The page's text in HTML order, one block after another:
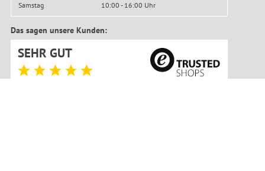
Samstag
10:00 - 16:00 Uhr
Das sagen unsere Kunden:
SEHR GUT